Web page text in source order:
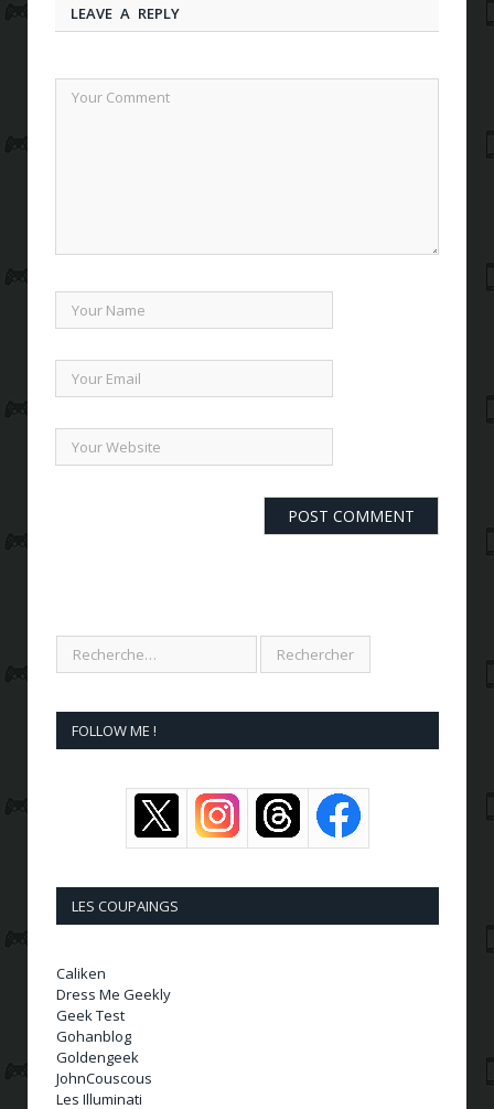
LEAVE A REPLY
FOLLOW ME !
LES COUPAINGS
Caliken
Dress Me Geekly
Geek Test
Gohanblog
Goldengeek
JohnCouscous
Les Illuminati